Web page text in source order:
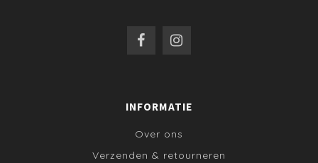
INFORMATIE
Over ons
Verzenden & retourneren